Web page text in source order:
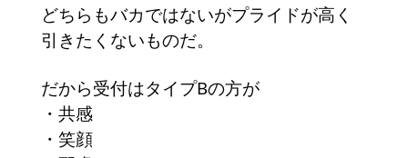
どちらもバカではないがプライドが高く
引きたくないものだ。
だから受付はタイプBの方が
・共感
・笑顔